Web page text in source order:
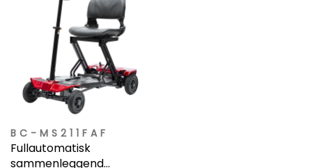
BC-MS211FAF
Fullautomatisk
sammenleggend